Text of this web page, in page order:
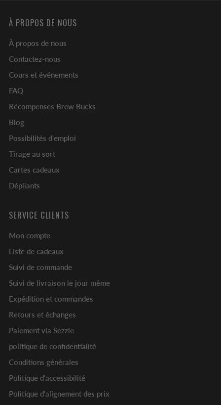
À PROPOS DE NOUS
À propos de nous
Contactez-nous
Cours et événements
FAQ
Récompenses Brew Bucks
Blog
Possibilités d'emploi
Tirage au sort
Cartes cadeaux
Dépliants
SERVICE CLIENTS
Mon compte
Liste de cadeaux
Suivi de commande
Suivi de livraison le jour même
Expédition et commandes
Retours et échanges
Paiement via Sezzle
politique de confidentialité
Conditions générales
Politique d'accessibilité
Politique d'alignement des prix